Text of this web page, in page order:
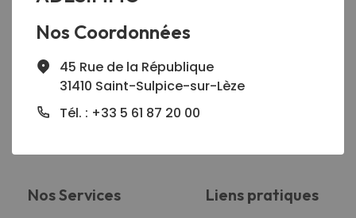
Nos Coordonnées
45 Rue de la République
31410 Saint-Sulpice-sur-Lèze
Tél. : +33 5 61 87 20 00
Nos Services Liens pratiques